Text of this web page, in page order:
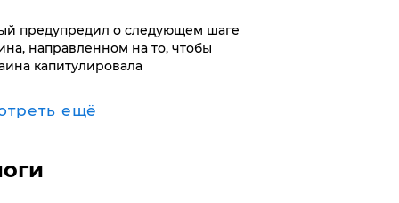
предупредил о следующем шаге
направленном на то, чтобы
капитулировала
ещё